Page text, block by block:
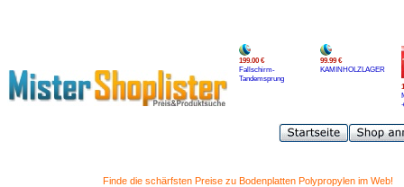
199.00 €
Fallschirm-
Tandemsprung
99.99 €
KAMINHOLZLAGER
Finde die schärfsten Preise zu Bodenplatten Polypropylen im Web!